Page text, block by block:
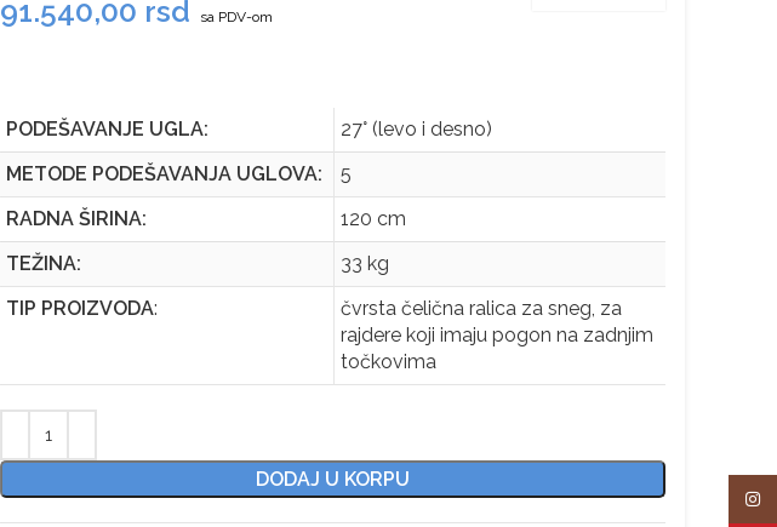
91.540,00 rsd sa PDV-om
PODEŠAVANJE UGLA:
27° (levo i desno)
METODE PODEŠAVANJA UGLOVA:
5
RADNA ŠIRINA:
120 cm
TEŽINA:
33 kg
TIP PROIZVODA:
čvrsta čelična ralica za sneg, za
rajdere koji imaju pogon na zadnjim
točkovima
DODAJ U KORPU